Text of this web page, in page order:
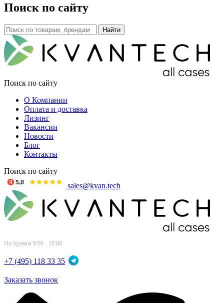
Поиск по сайту
Поиск по сайту
О Компании
Оплата и доставка
Лизинг
Вакансии
Новости
Блог
Контакты
Поиск по сайту
sales@kvan.tech
По будням 9:00 - 18:00
+7 (495) 118 33 35
Заказать звонок